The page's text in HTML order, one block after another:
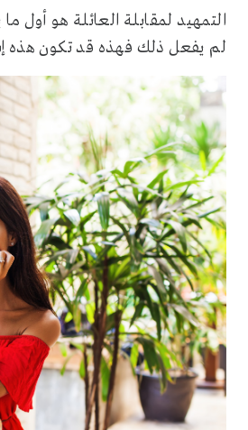
التمهيد لمقابلة العائلة هو أول
لم يفعل ذلك فهذه قد تكون هذه